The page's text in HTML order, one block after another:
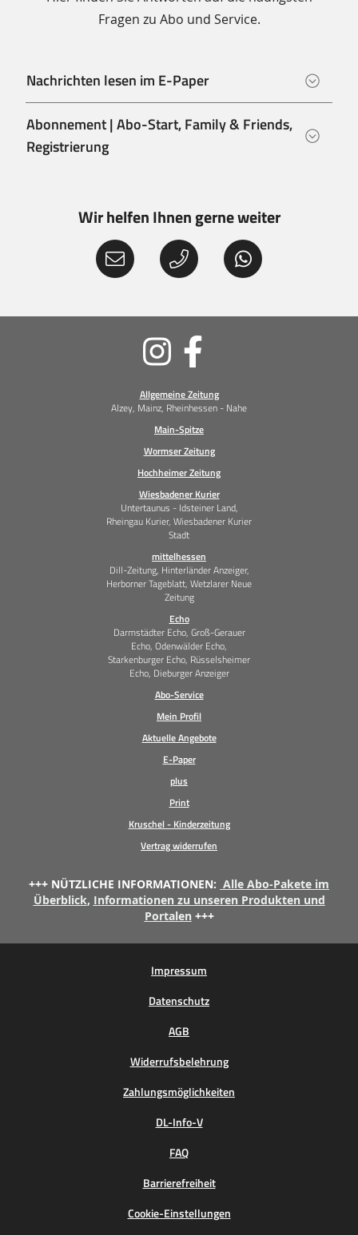
Fragen zu Abo und Service.
Nachrichten lesen im E-Paper
Abonnement | Abo-Start, Family & Friends,
Registrierung
Wir helfen Ihnen gerne weiter
Allgemeine Zeitung
Alzey, Mainz, Rheinhessen - Nahe
Main-Spitze
Wormser Zeitung
Hochheimer Zeitung
Wiesbadener Kurier
Untertaunus - Idsteiner Land,
Rheingau Kurier, Wiesbadener Kurier
Stadt
mittelhessen
Dill-Zeitung, Hinterländer Anzeiger,
Herborner Tageblatt, Wetzlarer Neue
Zeitung
Echo
Darmstädter Echo, Groß-Gerauer
Echo, Odenwälder Echo,
Starkenburger Echo, Rüsselsheimer
Echo, Dieburger Anzeiger
Abo-Service
Mein Profil
Aktuelle Angebote
E-Paper
plus
Print
Kruschel - Kinderzeitung
Vertrag widerrufen
Soziale
Medien
+++ NÜTZLICHE INFORMATIONEN: Alle Abo-Pakete im
Überblick, Informationen zu unseren Produkten und
Portalen +++
Impressum
Datenschutz
AGB
Widerrufsbelehrung
Zahlungsmöglichkeiten
DL-Info-V
FAQ
Barrierefreiheit
Cookie-Einstellungen